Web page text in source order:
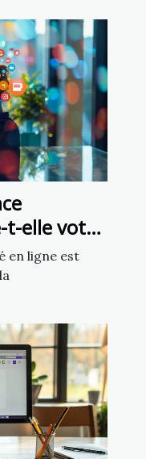
t-elle votre
en ligne est